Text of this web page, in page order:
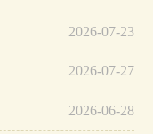
2026-07-23
2026-07-27
2026-06-28